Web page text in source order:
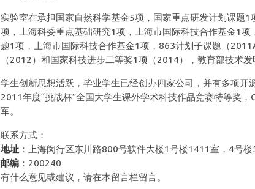
实验室在承担国家自然科学基金5项，国家重点研发计划课题
项，上海科委重点基础研究1项，上海市国际科技合作基金1
题1项，上海市国际科技合作基金1项，863计划子课题（
（2012）和国家科技进步二等奖1项（2014），教育部技术
学生创新思想活跃，毕业学生已经创办四家公司，并有多项
2011年度“挑战杯”全国大学生课外学术科技作品竞赛特等奖
军。
联系方式：
地址 ：上海闵行区东川路800号软件大楼1号楼1411室，4号
邮编 ：200240
有什么意见或建议，请在本留言栏留言。